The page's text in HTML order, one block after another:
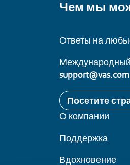
Чем мы
Ответы на
support@vas.com
Посетите
О компании
Поддержка
Вдохновение